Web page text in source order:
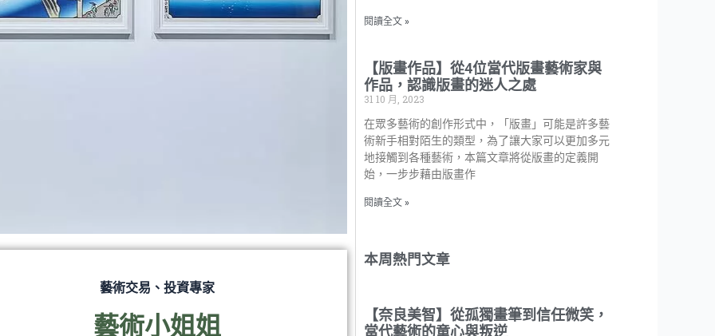
藝術交易、投資專家
藝術小姐姐
閱讀全文 »
【版畫作品】從4位當代版畫藝術家與
作品，認識版畫的迷人之處
31 10 月, 2023
在眾多藝術的創作形式中，「版畫」可能是許多藝
術新手相對陌生的類型，為了讓大家可以更加多元
地接觸到各種藝術，本篇文章將從版畫的定義開
始，一步步藉由版畫作
閱讀全文 »
本周熱門文章
【奈良美智】從孤獨畫筆到信任微笑，
當代藝術的童心與叛逆